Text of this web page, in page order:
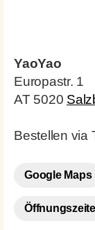
YaoYao
Europastr. 1
AT 5020
Bestellen via
Google Maps